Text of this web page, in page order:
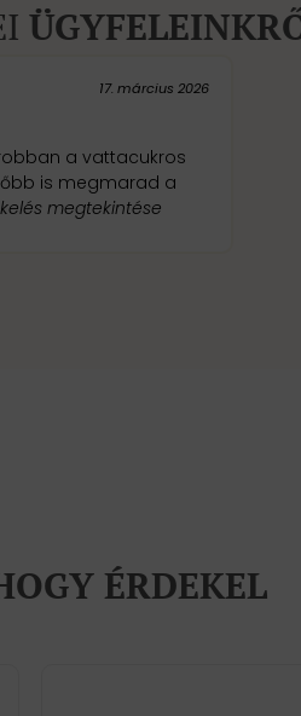
17. március 2026
a vattacukros
megtekintése
ÉRDEKEL